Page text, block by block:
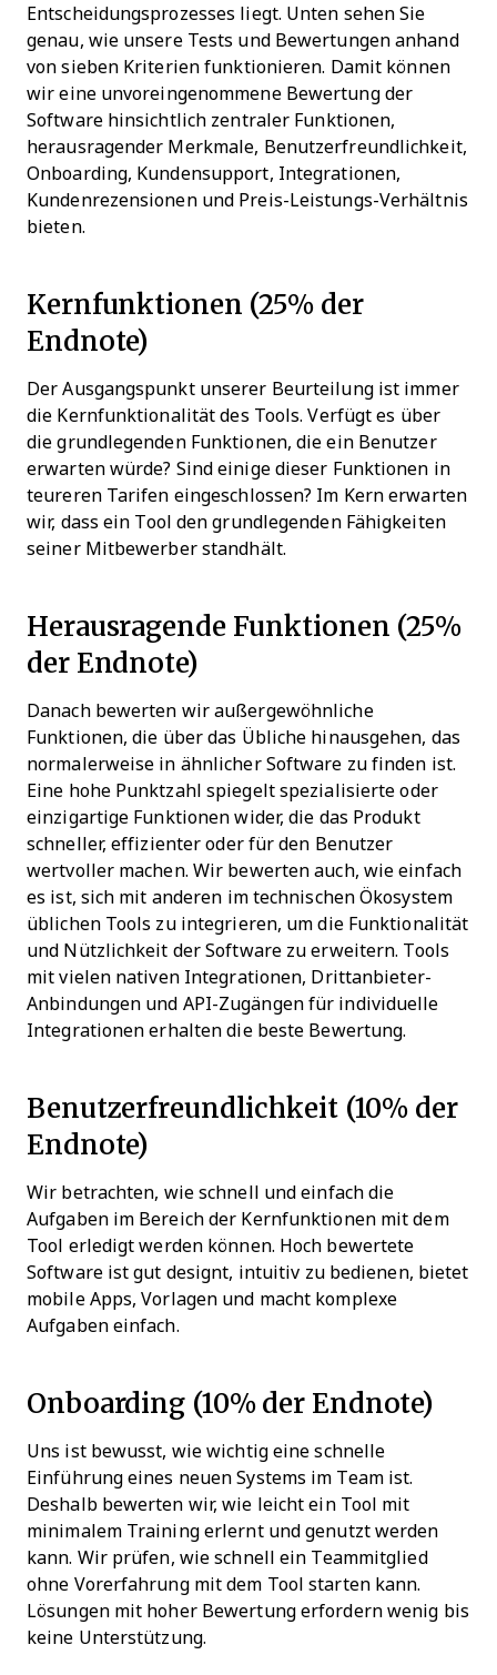
Entscheidungsprozesses liegt. Unten sehen Sie
genau, wie unsere Tests und Bewertungen anhand
von sieben Kriterien funktionieren. Damit können
wir eine unvoreingenommene Bewertung der
Software hinsichtlich zentraler Funktionen,
herausragender Merkmale, Benutzerfreundlichkeit,
Onboarding, Kundensupport, Integrationen,
Kundenrezensionen und Preis-Leistungs-Verhältnis
bieten.
Kernfunktionen (25% der
Endnote)
Der Ausgangspunkt unserer Beurteilung ist immer
die Kernfunktionalität des Tools. Verfügt es über
die grundlegenden Funktionen, die ein Benutzer
erwarten würde? Sind einige dieser Funktionen in
teureren Tarifen eingeschlossen? Im Kern erwarten
wir, dass ein Tool den grundlegenden Fähigkeiten
seiner Mitbewerber standhält.
Herausragende Funktionen (25%
der Endnote)
Danach bewerten wir außergewöhnliche
Funktionen, die über das Übliche hinausgehen, das
normalerweise in ähnlicher Software zu finden ist.
Eine hohe Punktzahl spiegelt spezialisierte oder
einzigartige Funktionen wider, die das Produkt
schneller, effizienter oder für den Benutzer
wertvoller machen. Wir bewerten auch, wie einfach
es ist, sich mit anderen im technischen Ökosystem
üblichen Tools zu integrieren, um die Funktionalität
und Nützlichkeit der Software zu erweitern. Tools
mit vielen nativen Integrationen, Drittanbieter-
Anbindungen und API-Zugängen für individuelle
Integrationen erhalten die beste Bewertung.
Benutzerfreundlichkeit (10% der
Endnote)
Wir betrachten, wie schnell und einfach die
Aufgaben im Bereich der Kernfunktionen mit dem
Tool erledigt werden können. Hoch bewertete
Software ist gut designt, intuitiv zu bedienen, bietet
mobile Apps, Vorlagen und macht komplexe
Aufgaben einfach.
Onboarding (10% der Endnote)
Uns ist bewusst, wie wichtig eine schnelle
Einführung eines neuen Systems im Team ist.
Deshalb bewerten wir, wie leicht ein Tool mit
minimalem Training erlernt und genutzt werden
kann. Wir prüfen, wie schnell ein Teammitglied
ohne Vorerfahrung mit dem Tool starten kann.
Lösungen mit hoher Bewertung erfordern wenig bis
keine Unterstützung.